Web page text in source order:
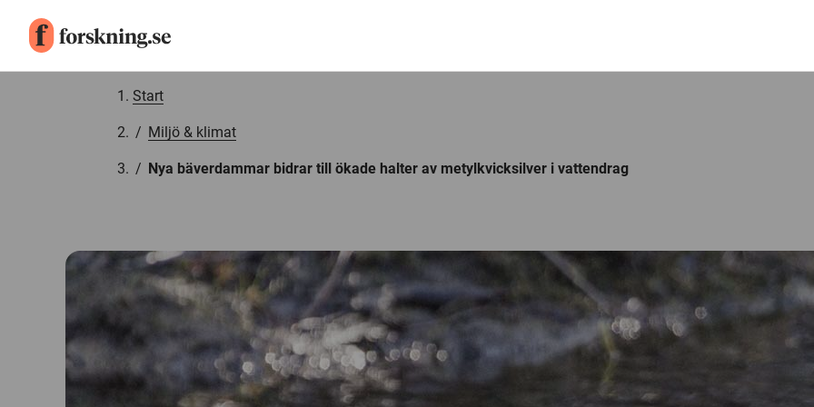
Start
/ Miljö & klimat
/ Nya bäverdammar bidrar till ökade halter av metylkvicksilver i vattendrag